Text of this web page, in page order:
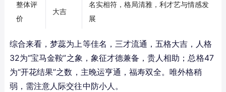
整体评
价
大吉
名实相符，格局清雅，利才艺与情感发
展
综合来看，梦蕊为上等佳名，三才流通，五格大吉，人格
32为“宝马金鞍”之象，象征才德兼备，贵人相助；总格47
为“开花结果”之数，主晚运亨通，福寿双全。唯外格稍
弱，需注意人际交往中防小人。